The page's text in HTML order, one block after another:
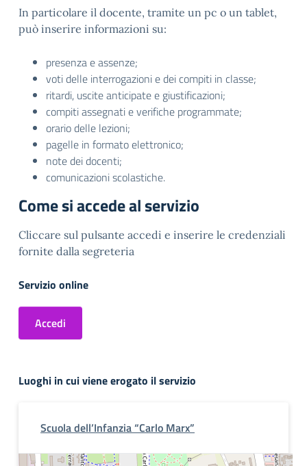
In particolare il docente, tramite un pc o un tablet,
può inserire informazioni su:
presenza e assenze;
voti delle interrogazioni e dei compiti in classe;
ritardi, uscite anticipate e giustificazioni;
compiti assegnati e verifiche programmate;
orario delle lezioni;
pagelle in formato elettronico;
note dei docenti;
comunicazioni scolastiche.
Come si accede al servizio
Cliccare sul pulsante accedi e inserire le credenziali
fornite dalla segreteria
Servizio online
Accedi
Luoghi in cui viene erogato il servizio
Scuola dell’Infanzia “Carlo Marx”